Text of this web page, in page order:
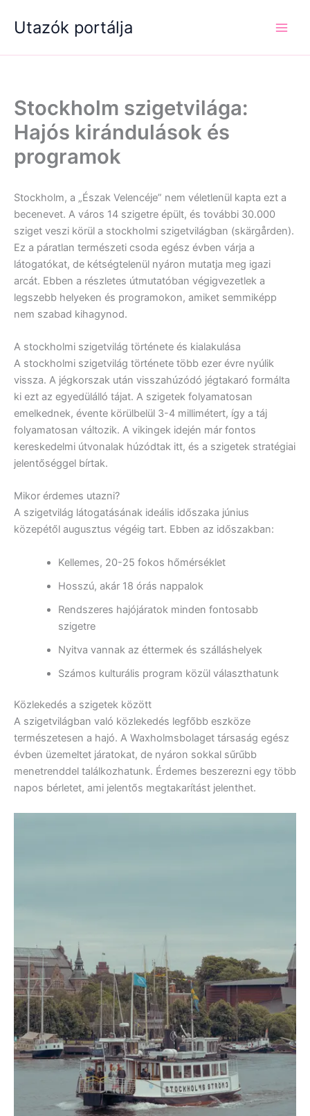
Utazók portálja
Stockholm szigetvilága:
Hajós kirándulások és
programok
Stockholm, a „Észak Velencéje” nem véletlenül kapta ezt a
becenevet. A város 14 szigetre épült, és további 30.000
sziget veszi körül a stockholmi szigetvilágban (skärgården).
Ez a páratlan természeti csoda egész évben várja a
látogatókat, de kétségtelenül nyáron mutatja meg igazi
arcát. Ebben a részletes útmutatóban végigvezetlek a
legszebb helyeken és programokon, amiket semmiképp
nem szabad kihagynod.
A stockholmi szigetvilág története és kialakulása
A stockholmi szigetvilág története több ezer évre nyúlik
vissza. A jégkorszak után visszahúzódó jégtakaró formálta
ki ezt az egyedülálló tájat. A szigetek folyamatosan
emelkednek, évente körülbelül 3-4 millimétert, így a táj
folyamatosan változik. A vikingek idején már fontos
kereskedelmi útvonalak húzódtak itt, és a szigetek stratégiai
jelentőséggel bírtak.
Mikor érdemes utazni?
A szigetvilág látogatásának ideális időszaka június
közepétől augusztus végéig tart. Ebben az időszakban:
Kellemes, 20-25 fokos hőmérséklet
Hosszú, akár 18 órás nappalok
Rendszeres hajójáratok minden fontosabb
szigetre
Nyitva vannak az éttermek és szálláshelyek
Számos kulturális program közül választhatunk
Közlekedés a szigetek között
A szigetvilágban való közlekedés legfőbb eszköze
természetesen a hajó. A Waxholmsbolaget társaság egész
évben üzemeltet járatokat, de nyáron sokkal sűrűbb
menetrenddel találkozhatunk. Érdemes beszerezni egy több
napos bérletet, ami jelentős megtakarítást jelenthet.